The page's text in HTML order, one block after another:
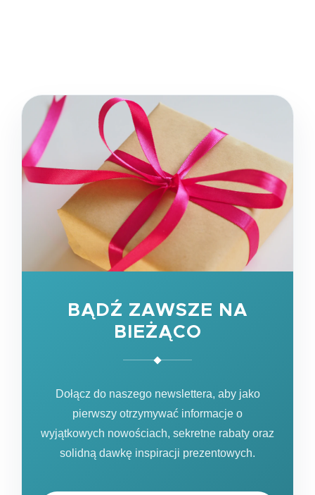
BĄDŹ ZAWSZE NA
BIEŻĄCO
Dołącz do naszego newslettera, aby jako
pierwszy otrzymywać informacje o
wyjątkowych nowościach, sekretne rabaty oraz
solidną dawkę inspiracji prezentowych.